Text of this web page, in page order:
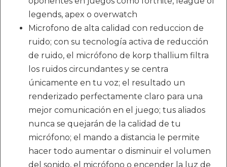
legends, apex o overwatch
Microfono de alta calidad con reduccion de
ruido; con su tecnología activa de reducción
de ruido, el micrófono de korp thallium filtra
los ruidos circundantes y se centra
únicamente en tu voz; el resultado un
renderizado perfectamente claro para una
mejor comunicación en el juego; tus aliados
nunca se quejarán de la calidad de tu
micrófono; el mando a distancia le permite
hacer todo aumentar o disminuir el volumen
del sonido, el micrófono o encender la luz de